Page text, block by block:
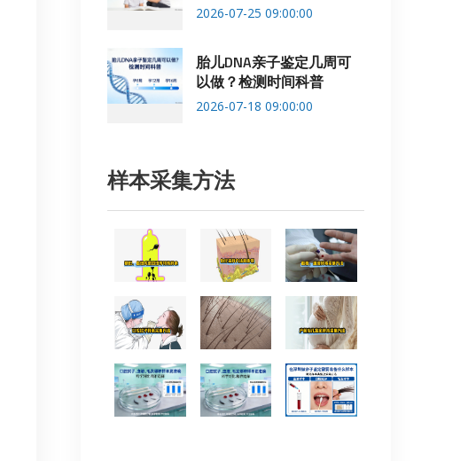
2026-07-25 09:00:00
胎儿DNA亲子鉴定几周可
以做？检测时间科普
2026-07-18 09:00:00
样本采集方法